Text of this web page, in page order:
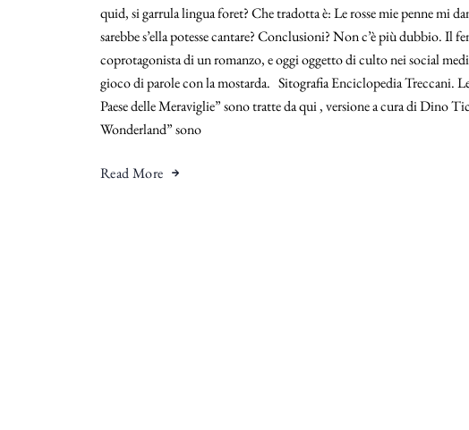
quid, si garrula lingua foret? Che tradotta è: Le rosse mie penne mi
sarebbe s’ella potesse cantare? Conclusioni? Non c’è più dubbio.
coprotagonista di un romanzo, e oggi oggetto di culto nei social
gioco di parole con la mostarda. Sitografia Enciclopedia Treccani.
Paese delle Meraviglie” sono tratte da qui , versione a cura di Dino
Wonderland” sono
Read More